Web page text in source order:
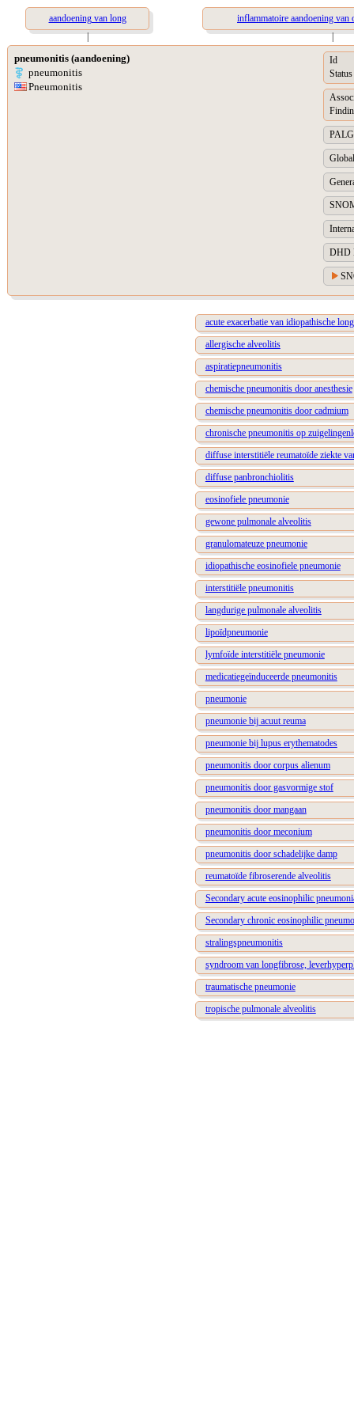
aandoening van long
inflammatoire aandoening van
|
|
pneumonitis (aandoening)
pneumonitis
Pneumonitis
Id
Status
DHD
acute exacerbatie van idiopathische
allergische alveolitis
aspiratiepneumonitis
chemische pneumonitis door anesthesie
chemische pneumonitis door cadmium
chronische pneumonitis op
diffuse interstitiële reumatoïde ziekte
diffuse panbronchiolitis
eosinofiele pneumonie
gewone pulmonale alveolitis
granulomateuze pneumonie
idiopathische eosinofiele pneumonie
interstitiële pneumonitis
langdurige pulmonale alveolitis
lipoïdpneumonie
lymfoïde interstitiële pneumonie
medicatiegeïnduceerde pneumonitis
pneumonie
pneumonie bij acuut reuma
pneumonie bij lupus erythematodes
pneumonitis door corpus alienum
pneumonitis door gasvormige stof
pneumonitis door mangaan
pneumonitis door meconium
pneumonitis door schadelijke damp
reumatoïde fibroserende alveolitis
Secondary acute eosinophilic
Secondary chronic eosinophilic
stralingspneumonitis
syndroom van longfibrose,
traumatische pneumonie
tropische pulmonale alveolitis